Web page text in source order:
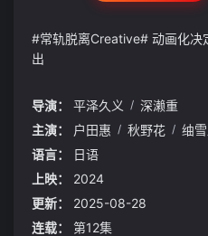
#常轨脱离Creative# 动画化决
出
导演： 平泽久义 / 深濑重
主演：
户田惠 / 秋野花 / 䌷
语言：
日语
上映：
2024
更新：
2025-08-28
连载：
第12集